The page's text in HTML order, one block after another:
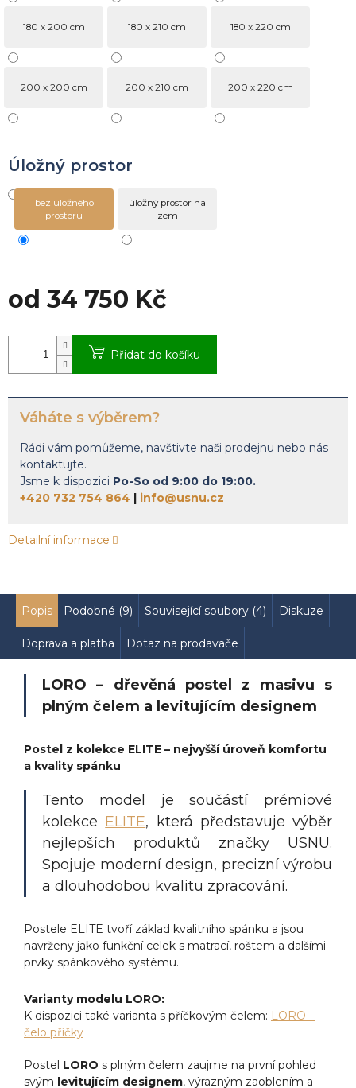
od 34 750 Kč
180 x 200 cm 180 x 210 cm 180 x 220 cm
200 x 200 cm 200 x 210 cm 200 x 220 cm
Úložný prostor
bez úložného
prostoru
úložný prostor na
zem
Přidat do košíku
Váháte s výběrem?
Rádi vám pomůžeme, navštivte naši prodejnu nebo nás
kontaktujte.
Jsme k dispozici Po-So od 9:00 do 19:00.
+420 732 754 864
info@usnu.cz
Detailní informace
Popis Podobné (9) Související soubory (4) Diskuze
Doprava a platba Dotaz na prodavače
LORO – dřevěná postel z masivu s
plným čelem a levitujícím designem
Postel z kolekce ELITE – nejvyšší úroveň komfortu
a kvality spánku
Tento model je součástí prémiové
kolekce ELITE, která představuje výběr
nejlepších produktů značky USNU.
Spojuje moderní design, precizní výrobu
a dlouhodobou kvalitu zpracování.
Postele ELITE tvoří základ kvalitního spánku a jsou
navrženy jako funkční celek s matrací, roštem a dalšími
prvky spánkového systému.
Varianty modelu LORO:
K dispozici také varianta s příčkovým čelem: LORO –
čelo příčky
Postel LORO s plným čelem zaujme na první pohled
svým levitujícím designem, výrazným zaoblením a